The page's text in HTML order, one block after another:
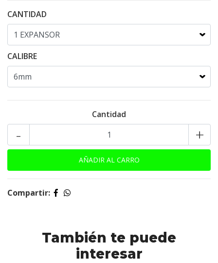
CANTIDAD
CALIBRE
Cantidad
+
-
Compartir:
También te puede
interesar